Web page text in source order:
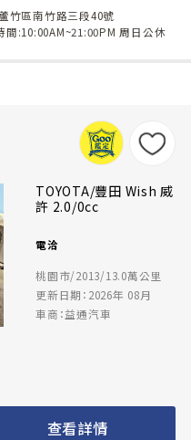
竹區南竹路三段40號
間:10:00AM~21:00PM 周日公休
TOYOTA/豐田 Wish 威
許 2.0/0cc
電洽
桃園市/2013/13.0萬公里
更新日期：2026年 08月
車商：益通汽車
查看詳情